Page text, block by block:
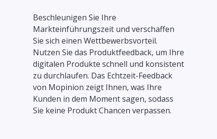
Beschleunigen Sie Ihre
Markteinführungszeit und verschaffen
Sie sich einen Wettbewerbsvorteil.
Nutzen Sie das Produktfeedback, um Ihre
digitalen Produkte schnell und konsistent
zu durchlaufen. Das Echtzeit-Feedback
von Mopinion zeigt Ihnen, was Ihre
Kunden in dem Moment sagen, sodass
Sie keine Produkt Chancen verpassen.